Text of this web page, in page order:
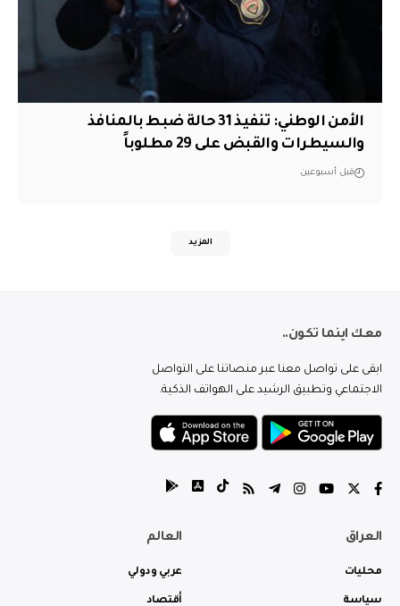
الأمن الوطني: تنفيذ 31 حالة ضبط بالمنافذ
والسيطرات والقبض على 29 مطلوباً
قبل أسبوعين
المزيد
معك اينما تكون..
ابقى على تواصل معنا عبر منصاتنا على التواصل
الاجتماعي وتطبيق الرشيد على الهواتف الذكية.
العراق
محليات
سياسة
العالم
عربي ودولي
أقتصاد